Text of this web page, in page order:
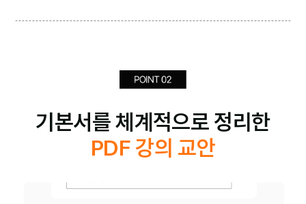
기본서를 체계적으로 정리한
PDF 강의 교안